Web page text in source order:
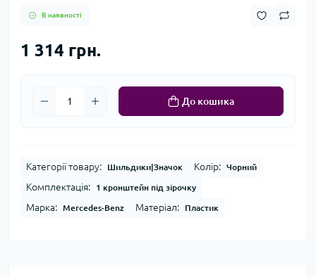
В наявності
1 314 грн.
До кошика
Категорії товару: Шильдики|Значок Колір: Чорний
Комплектація: 1 кронштейн під зірочку
Марка: Mercedes-Benz Матеріал: Пластик